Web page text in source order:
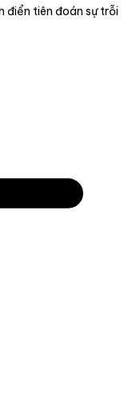
điển tiên đoán sự trỗi